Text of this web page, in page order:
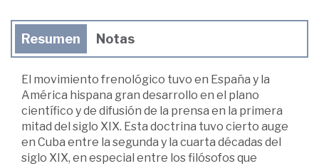
Resumen Notas
El movimiento frenológico tuvo en España y la
América hispana gran desarrollo en el plano
científico y de difusión de la prensa en la primera
mitad del siglo XIX. Esta doctrina tuvo cierto auge
en Cuba entre la segunda y la cuarta décadas del
siglo XIX, en especial entre los filósofos que